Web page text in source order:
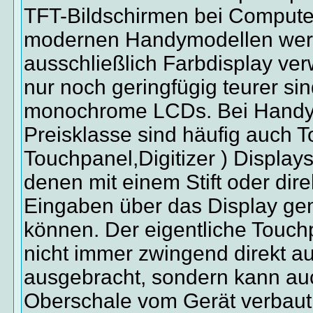
TFT-Bildschirmen bei
modernen Handymodellen
ausschließlich Farbdisplay
nur noch geringfügig teurer
monochrome LCDs. Bei
Preisklasse sind häufig auch
Touchpanel,Digitizer )
denen mit einem Stift oder
Eingaben über das Display
können. Der eigentliche
nicht immer zwingend direkt
ausgebracht, sondern kann
Oberschale vom Gerät